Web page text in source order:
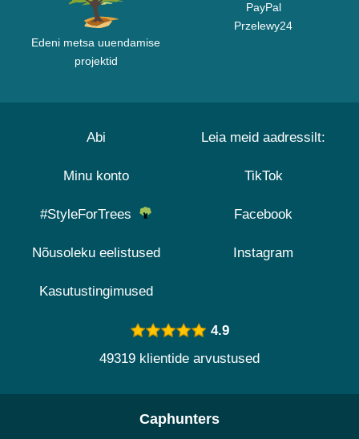
Edeni metsa uuendamise
projektid
PayPal
Przelewy24
Abi
Minu konto
#StyleForTrees
Nõusoleku eelistused
Kasutustingimused
Leia meid aadressilt:
TikTok
Facebook
Instagram
4.9
49319 klientide arvustused
Caphunters